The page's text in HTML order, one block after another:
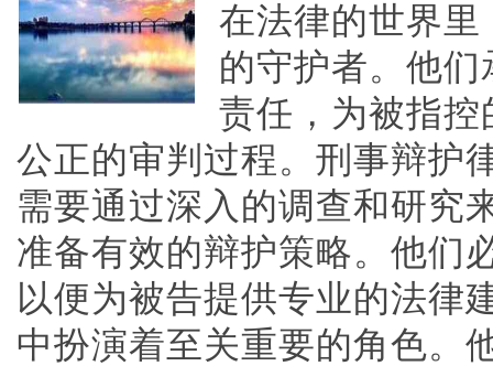
在法律的世界
的守护者。他
责任，为被指
公正的审判过程。刑事辩护
需要通过深入的调查和研究
准备有效的辩护策略。他们
以便为被告提供专业的法律
中扮演着至关重要的角色。